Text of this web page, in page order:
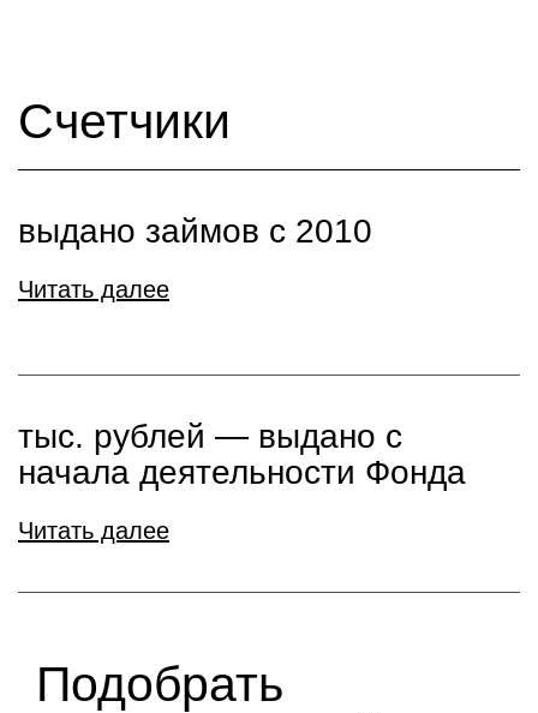
Счетчики
выдано займов с 2010
Читать далее
тыс. рублей ― выдано с
начала деятельности Фонда
Читать далее
Подобрать